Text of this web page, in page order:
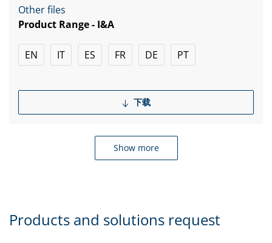
Other files
Product Range - I&A
EN IT ES FR DE PT
下载
Show more
Products and solutions request